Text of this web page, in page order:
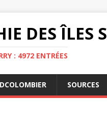
DES ÎLES
: 4972 ENTRÉES
SOURCES